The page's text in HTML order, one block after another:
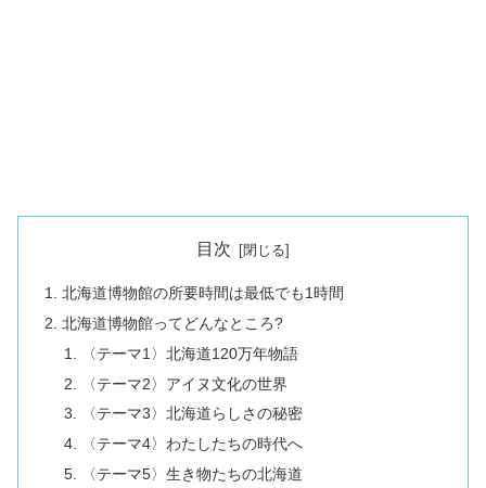
目次
北海道博物館の所要時間は最低でも1時間
北海道博物館ってどんなところ?
〈テーマ1〉北海道120万年物語
〈テーマ2〉アイヌ文化の世界
〈テーマ3〉北海道らしさの秘密
〈テーマ4〉わたしたちの時代へ
〈テーマ5〉生き物たちの北海道